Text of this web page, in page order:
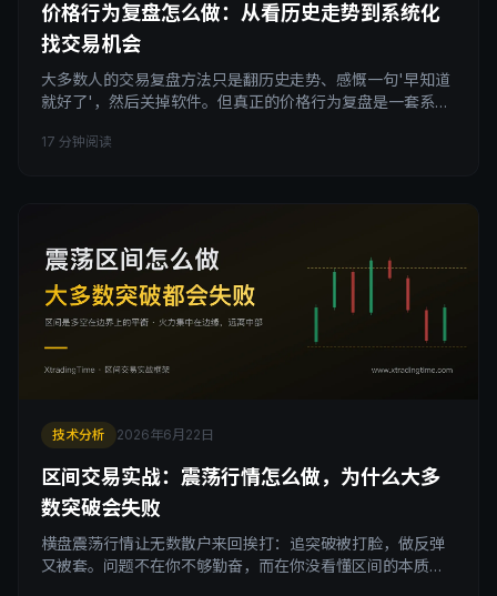
价格行为复盘怎么做：从看历史走势到系统化
找交易机会
大多数人的交易复盘方法只是翻历史走势、感慨一句'早知道
就好了'，然后关掉软件。但真正的价格行为复盘是一套系统
场K。这篇文章拆解价格行为复盘找机会的完整三步，帮你把
17 分钟阅读
技术分析 2026年6月22日
区间交易实战：震荡行情怎么做，为什么大多
数突破会失败
横盘震荡行情让无数散户来回挨打：追突破被打脸，做反弹
又被套。问题不在你不够勤奋，而在你没看懂区间的本质。